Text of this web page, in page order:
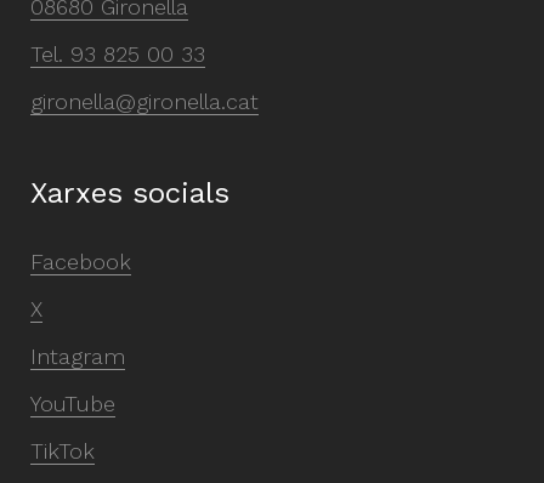
08680 Gironella
Tel. 93 825 00 33
gironella@gironella.cat
Xarxes socials
Facebook
X
Intagram
YouTube
TikTok